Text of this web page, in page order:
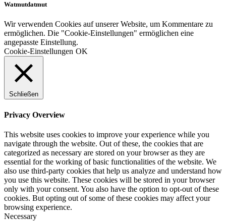
Watmutdatmut
Wir verwenden Cookies auf unserer Website, um Kommentare zu
ermöglichen. Die "Cookie-Einstellungen" ermöglichen eine
angepasste Einstellung.
Cookie-Einstellungen OK
Schließen
Privacy Overview
This website uses cookies to improve your experience while you
navigate through the website. Out of these, the cookies that are
categorized as necessary are stored on your browser as they are
essential for the working of basic functionalities of the website. We
also use third-party cookies that help us analyze and understand how
you use this website. These cookies will be stored in your browser
only with your consent. You also have the option to opt-out of these
cookies. But opting out of some of these cookies may affect your
browsing experience.
Necessary